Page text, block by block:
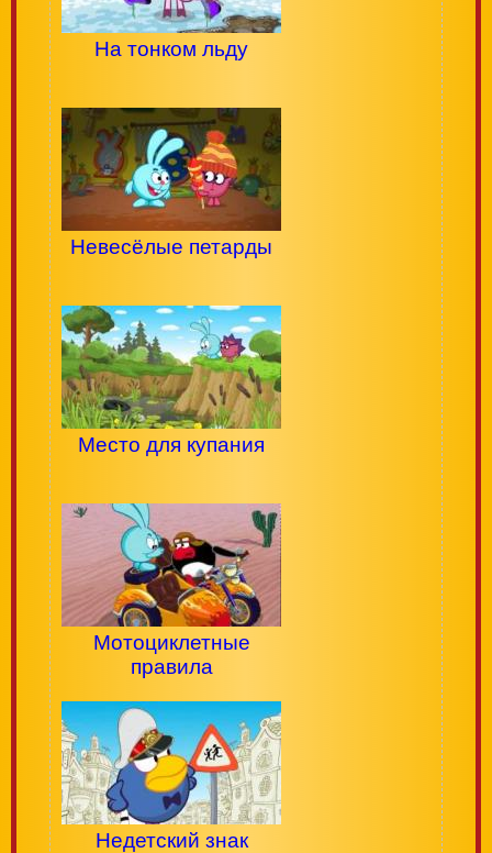
На тонком льду
Невесёлые петарды
Место для купания
Мотоциклетные
правила
Недетский знак